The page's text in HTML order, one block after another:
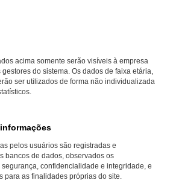
acima somente serão visíveis à empresa
do sistema. Os dados de faixa etária,
ser utilizados de forma não individualizada
pelos usuários são registradas e
bancos de dados, observados os
confidencialidade e integridade, e
para as finalidades próprias do site.